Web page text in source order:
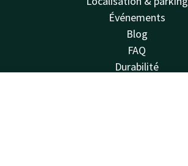
Événements
Blog
FAQ
Durabilité